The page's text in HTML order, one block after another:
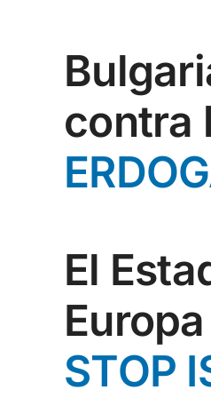
contra
El
STOP